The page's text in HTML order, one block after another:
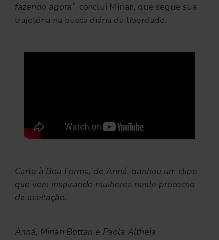
fazendo agora”, conclui Mirian, que segue sua
trajetória na busca diária da liberdade.
Carta à Boa Forma, de Anná, ganhou um clipe
que vem inspirando mulheres neste processo
de aceitação.
Anná, Mirian Bottan e Paola Altheia